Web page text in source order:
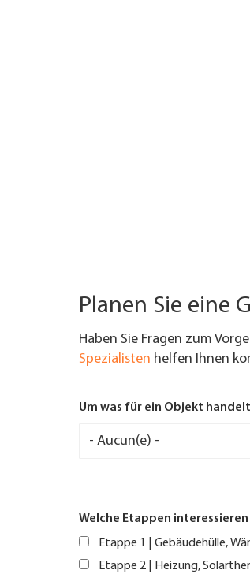
Planen Sie eine
Haben Sie Fragen zum
Spezialisten helfen Ihnen
Um was für ein Objekt handelt
Welche Etappen interessieren
Etappe 1 | Gebäudehülle,
Etappe 2 | Heizung,